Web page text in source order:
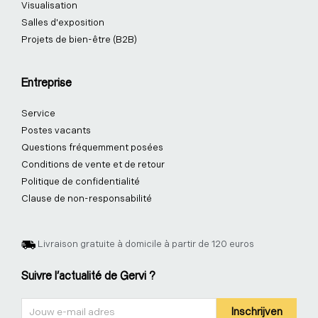
Visualisation
Salles d'exposition
Projets de bien-être (B2B)
Entreprise
Service
Postes vacants
Questions fréquemment posées
Conditions de vente et de retour
Politique de confidentialité
Clause de non-responsabilité
Livraison gratuite à domicile à partir de 120 euros
Suivre l'actualité de Gervi ?
Inschrijven